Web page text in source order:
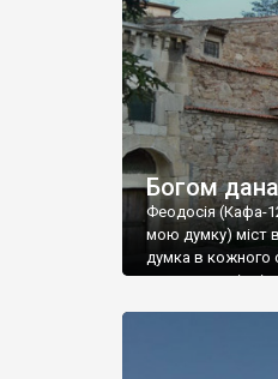
Богом
Феодосія (Кафа-
мою думку) міст
думка в кожного
запрошую